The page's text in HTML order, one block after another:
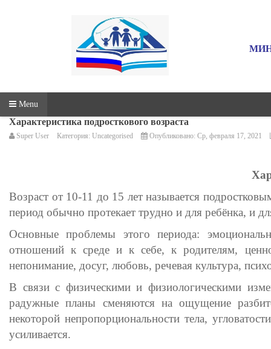
Menu
Характеристика подросткового возраста
Super User Категория: Uncategorised Опубликовано: Ср, февраля 17, 2021
Возраст от 10-11 до 15 лет называется
период обычно протекает трудно и для ребёнка, и
Основные проблемы этого периода:
отношений к среде и к себе, к родителям,
непонимание, досуг, любовь, речевая культура,
В связи с физическими и физиологическими
радужные планы сменяются на ощущение
некоторой непропорциональности тела,
усиливается.